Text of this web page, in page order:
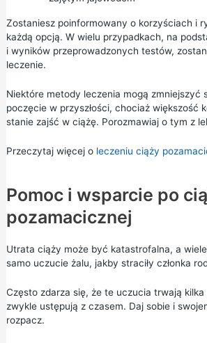
Zostaniesz poinformowany o korzyściach i
każdą opcją. W wielu przypadkach, na
i wyników przeprowadzonych testów,
leczenie.
Niektóre metody leczenia mogą zmniejszyć
poczęcie w przyszłości, chociaż większość
stanie zajść w ciążę. Porozmawiaj o tym z
Przeczytaj więcej o leczeniu ciąży
Pomoc i wsparcie po
pozamacicznej
Utrata ciąży może być katastrofalna, a
samo uczucie żalu, jakby straciły członka
Często zdarza się, że te uczucia trwają
zwykle ustępują z czasem. Daj sobie i
rozpacz.